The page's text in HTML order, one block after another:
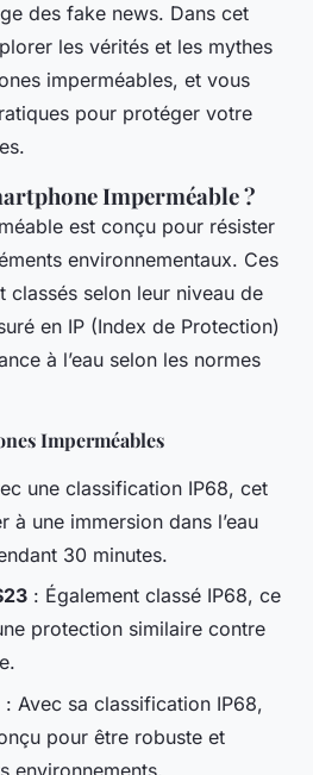
des fake news. Dans cet
les vérités et les mythes
imperméables, et vous
pour protéger votre
Imperméable ?
est conçu pour résister
environnementaux. Ces
classés selon leur niveau de
en IP (Index de Protection)
à l’eau selon les normes
Imperméables
une classification IP68, cet
à une immersion dans l’eau
30 minutes.
: Également classé IP68, ce
protection similaire contre
: Avec sa classification IP68,
pour être robuste et
environnements.